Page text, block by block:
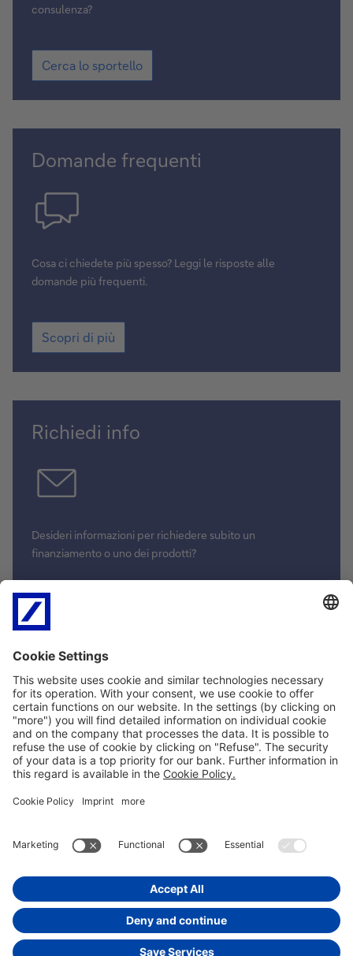
consulenza?
Cerca lo sportello
Domande frequenti
Cosa ci chiedete più spesso? Leggi le risposte alle
domande più frequenti.
Scopri di più
Richiedi info
Desideri informazioni per richiedere subito un
finanziamento o uno dei prodotti?
Disclaimer
Trasparenza bancaria
Informativa assicurativa
PSD2
Policy Cookie
Glossario
Reclami ricorsi e conciliazione
SEPA
back to top
Copyright © 2026 Deutsche Bank SpA - Piazza del
Calendario, 3 - 20126 Milano.Tel:02.40241.
Fax:02.4024.2636.
PEC:
dbspa3@actaliscertymail.it.
P.IVA:01340740156. Iscriz. Registro Unico Intermediari n°D000027178